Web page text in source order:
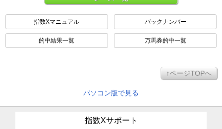
指数Xマニュアル バックナンバー
的中結果一覧 万馬券的中一覧
↑ページTOPへ
パソコン版で見る
指数Xサポート